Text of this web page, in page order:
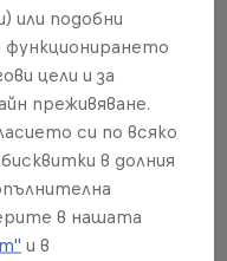
grip on snow
one of the
With parties, live
After Rally all going
Rally Sweden was
или подобни
функционирането
цели и за
преживяване.
си по всяко
в долния
в нашата
и в